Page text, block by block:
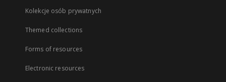
Kolekcje osób prywatnych
Themed collections
Forms of resources
Electronic resources